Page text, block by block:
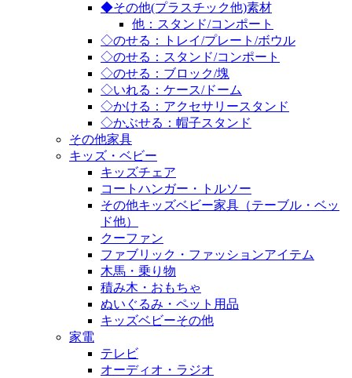
◆その他(プラスチック他)素材
他：スタンド/コンポート
◇のせる：トレイ/プレート/ボウル
◇のせる：スタンド/コンポート
◇のせる：ブロック/塊
◇いれる：ケース/ドーム
◇かける：アクセサリースタンド
◇かぶせる：帽子スタンド
その他家具
キッズ・ベビー
キッズチェア
コートハンガー・トルソー
その他キッズベビー家具（テーブル・ベッ
ド他）
クーファン
ファブリック・ファッションアイテム
木馬・乗り物
積み木・おもちゃ
ぬいぐるみ・ペット用品
キッズベビーその他
家電
テレビ
オーディオ・ラジオ